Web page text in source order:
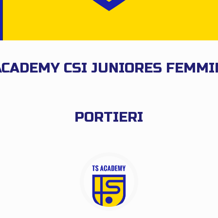
CSI JUNIORES
PORTIERI